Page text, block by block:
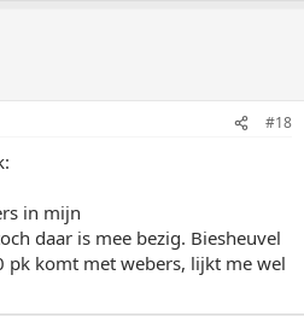
#18
in mijn
daar is mee bezig. Biesheuvel
pk komt met webers, lijkt me wel